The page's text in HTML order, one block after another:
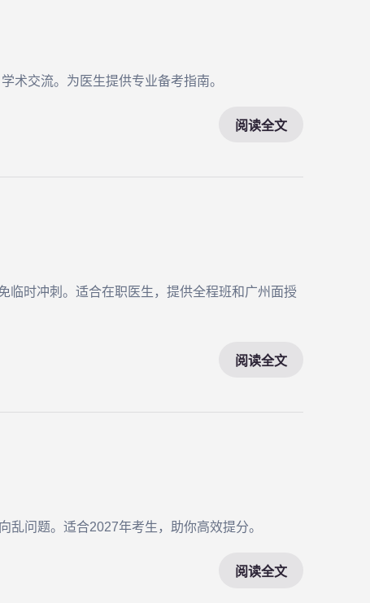
术交流。为医生提供专业备考指南。
阅读全文
临时冲刺。适合在职医生，提供全程班和广州面授
阅读全文
问题。适合2027年考生，助你高效提分。
阅读全文